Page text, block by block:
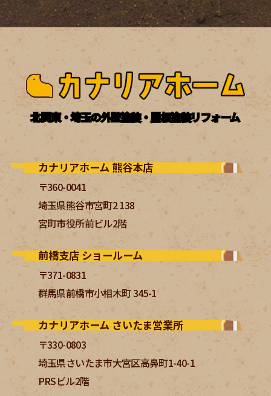
北関東・埼玉の外壁塗装・屋根塗装リフォーム
カナリアホーム 熊谷本店
〒360-0041
埼玉県熊谷市宮町2 138
宮町市役所前ビル2階
前橋支店 ショールーム
〒371-0831
群馬県前橋市小相木町 345-1
カナリアホーム さいたま営業所
〒330-0803
埼玉県さいたま市大宮区高鼻町1-40-1
PRSビル2階